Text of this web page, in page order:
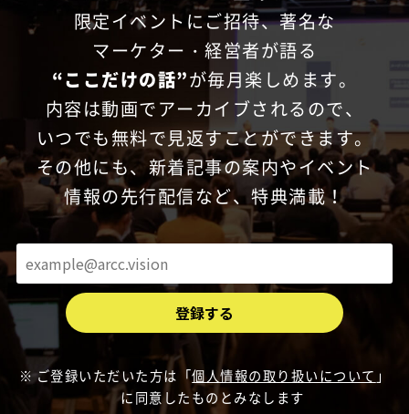
限定イベントにご招待、著名な
マーケター・経営者が語る
“ここだけの話”が毎月楽しめます。
内容は動画でアーカイブされるので、
いつでも無料で見返すことができます。
その他にも、新着記事の案内やイベント
情報の先行配信など、特典満載！
ご登録いただいた方は「個人情報の取り扱いについて 」
に同意したものとみなします